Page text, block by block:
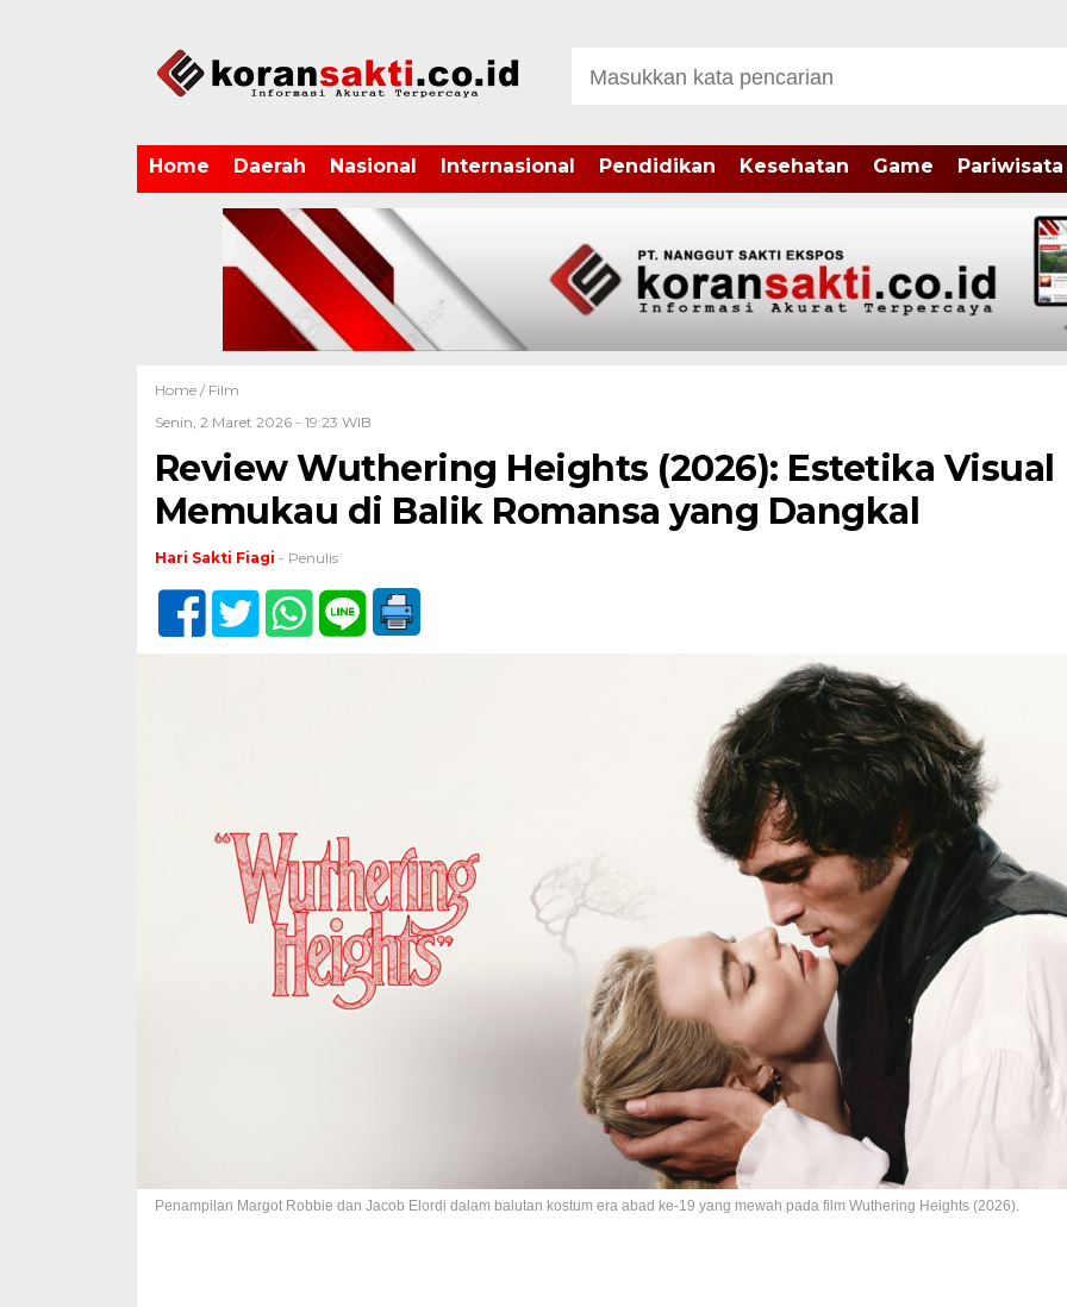
Home Daerah Nasional Internasional Pendidikan Kesehatan Game Pariwisata
Home / Film
Senin, 2 Maret 2026 - 19:23 WIB
Review Wuthering Heights (2026): Estetika Visual
Memukau di Balik Romansa yang Dangkal
Hari Sakti Fiagi - Penulis
Penampilan Margot Robbie dan Jacob Elordi dalam balutan kostum era abad ke-19 yang mewah pada film Wuthering Heights (2026).